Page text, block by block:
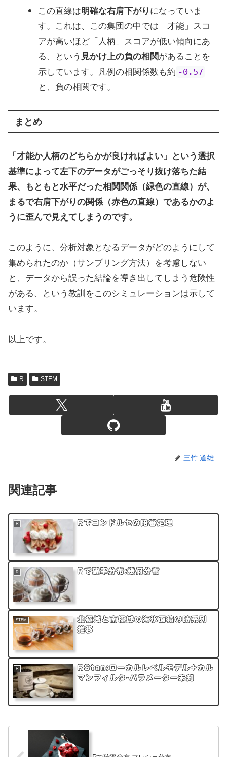
この直線は明確な右肩下がりになっていま
す。これは、この集団の中では「才能」スコ
アが高いほど「人柄」スコアが低い傾向にあ
る、という 見かけ上の負の相関があることを
示しています。凡例の相関係数も約 -0.57
と、負の相関です。
まとめ
「才能か人柄のどちらかが良ければよい」という選択
基準によって左下のデータがごっそり抜け落ちた結
果、もともと水平だった相関関係（緑色の直線）が、
まるで右肩下がりの関係（赤色の直線）であるかのよ
うに歪んで見えてしまうのです。
このように、分析対象となるデータがどのようにして
集められたのか（サンプリング方法）を考慮しない
と、データから誤った結論を導き出してしまう危険性
がある、という教訓をこのシミュレーションは示して
います。
以上です。
R STEM
三竹 道雄
関連記事
R Rでコンドルセの陪審定理
R Rで確率分布:幾何分布
STEM
北極域と南極域の海氷面積の時系列
推移
R
RStan:ローカルレベルモデル+カル
マンフィルタ-パラメーター未知